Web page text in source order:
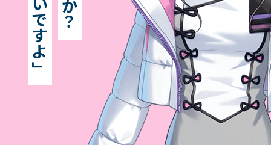
UN:LOGICAL Official
UN:LOGICAL Official
か
？
で
す
よ
」